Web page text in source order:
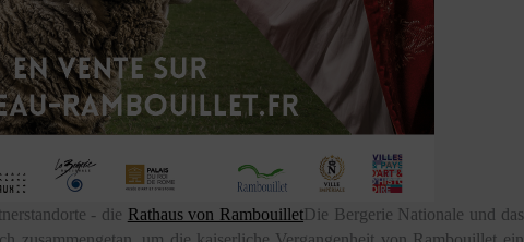
- die Rathaus von RambouilletDie Bergerie Nationale und das